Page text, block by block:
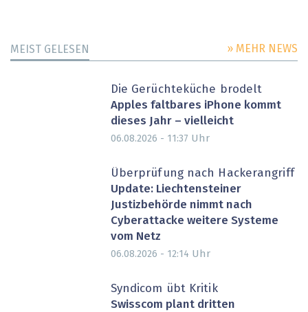
MEIST GELESEN » MEHR NEWS
Die Gerüchteküche brodelt
Apples faltbares iPhone kommt
dieses Jahr – vielleicht
06.08.2026 - 11:37 Uhr
Überprüfung nach Hackerangriff
Update: Liechtensteiner
Justizbehörde nimmt nach
Cyberattacke weitere Systeme
vom Netz
06.08.2026 - 12:14 Uhr
Syndicom übt Kritik
Swisscom plant dritten